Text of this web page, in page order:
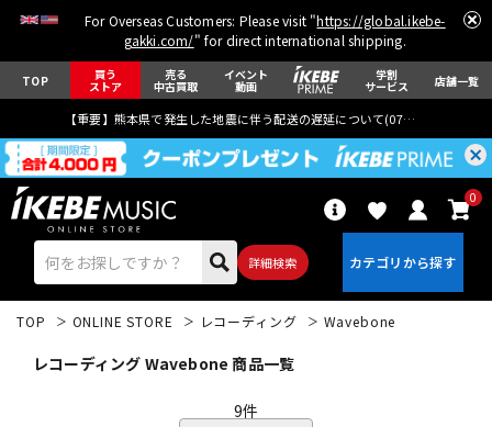
For Overseas Customers: Please visit "https://global.ikebe-
gakki.com/" for direct international shipping.
TOP 買う
ストア
売る
中古買取
イベント
動画
学割
サービス 店舗一覧
【重要】熊本県で発生した地震に伴う配送の遅延について(07月29日
詳細検索
0
TOP ONLINE STORE レコーディング Wavebone
レコーディング Wavebone 商品一覧
9件